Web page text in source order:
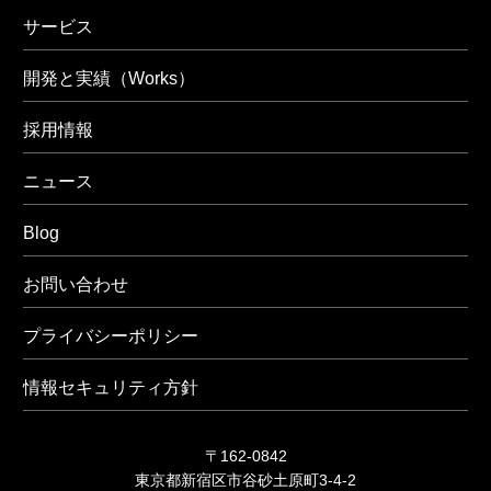
サービス
開発と実績（Works）
採用情報
ニュース
Blog
お問い合わせ
プライバシーポリシー
情報セキュリティ方針
〒162-0842
東京都新宿区市谷砂土原町3-4-2